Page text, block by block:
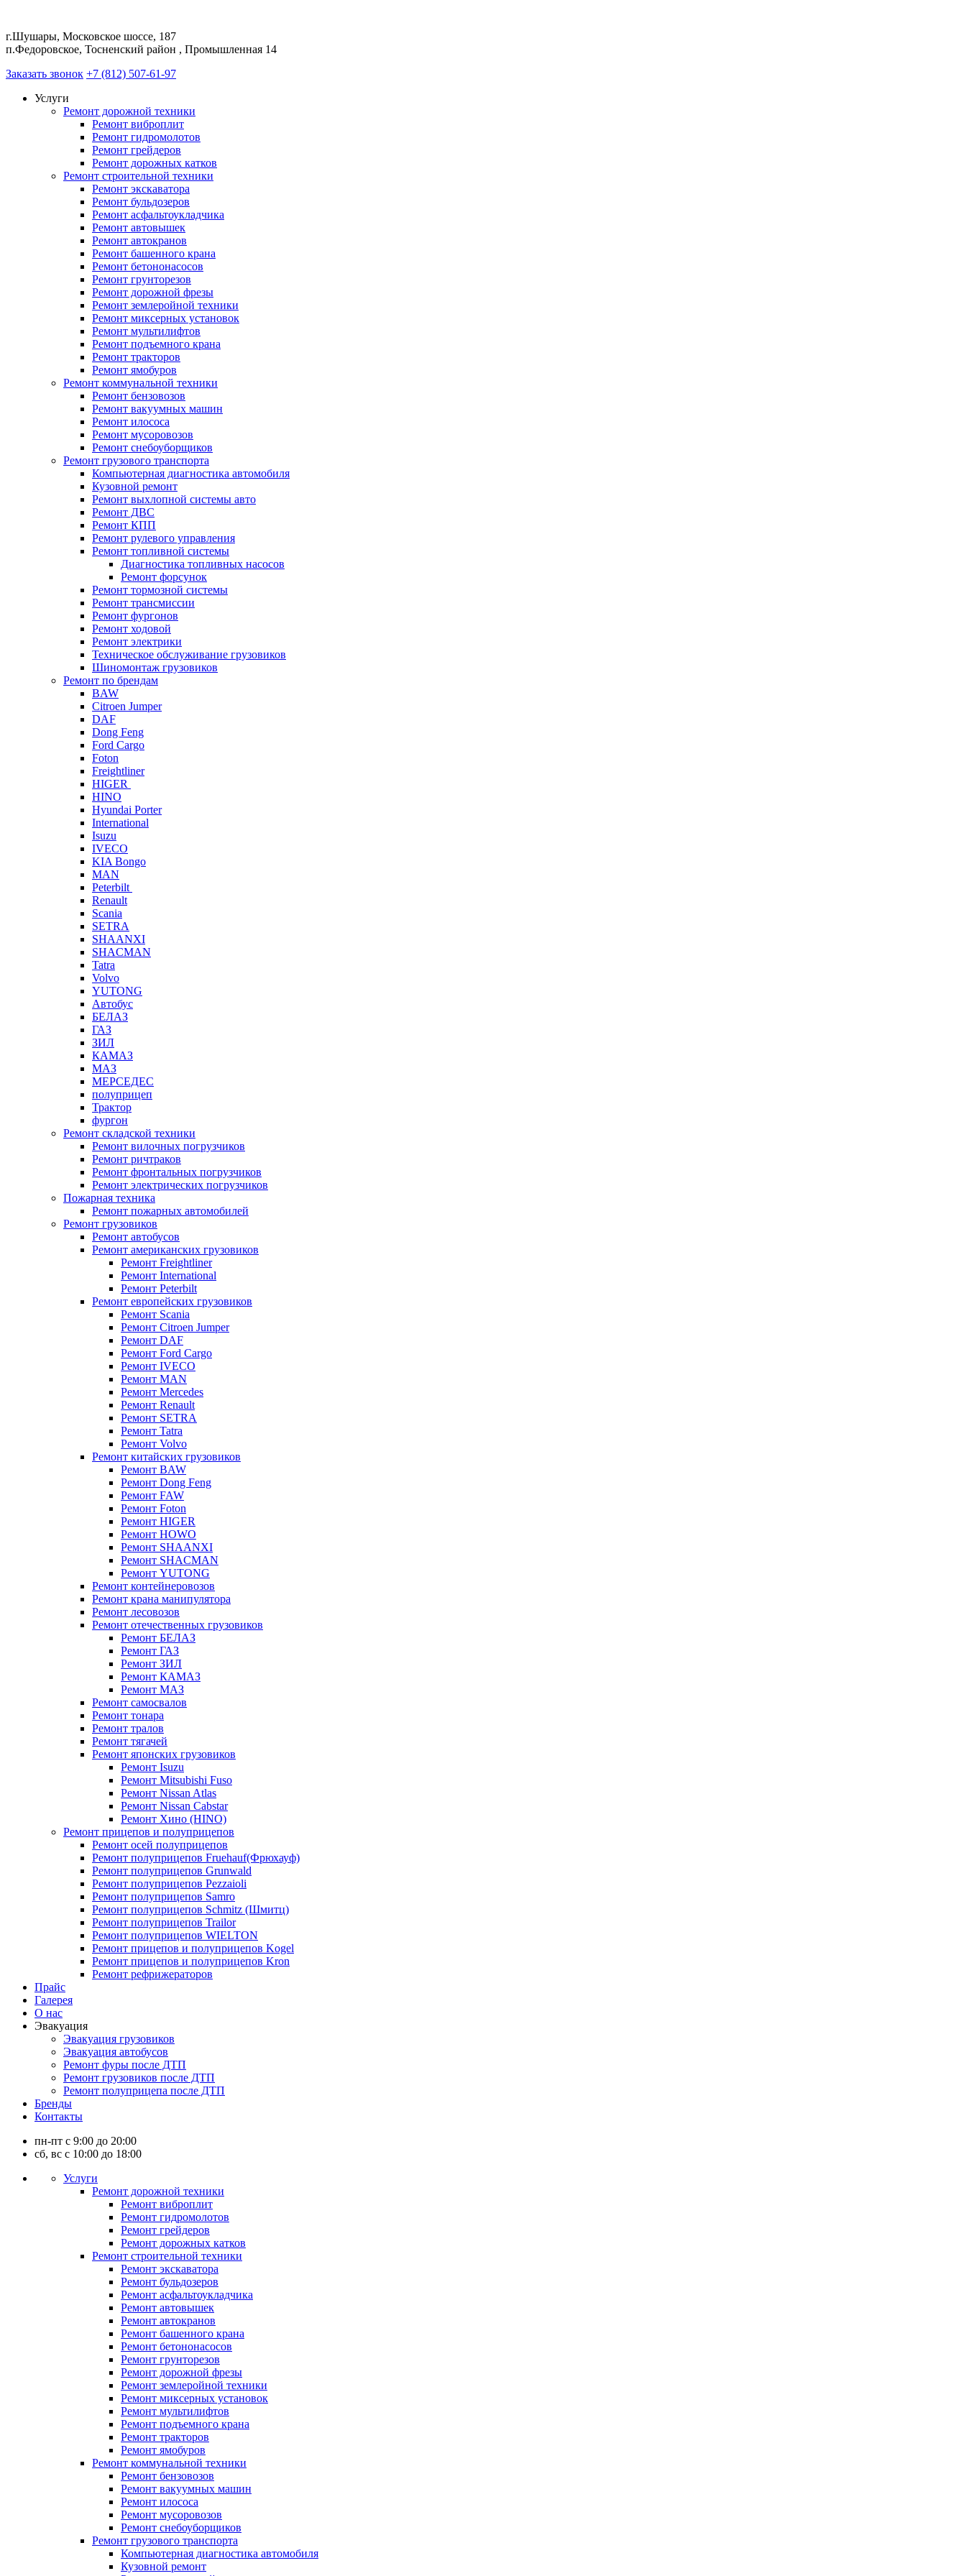
г.Шушары, Московское шоссе, 187
п.Федоровское, Тосненский район , Промышленная 14
Заказать звонок +7 (812) 507-61-97
Услуги
Ремонт дорожной техники
Ремонт виброплит
Ремонт гидромолотов
Ремонт грейдеров
Ремонт дорожных катков
Ремонт строительной техники
Ремонт экскаватора
Ремонт бульдозеров
Ремонт асфальтоукладчика
Ремонт автовышек
Ремонт автокранов
Ремонт башенного крана
Ремонт бетононасосов
Ремонт грунторезов
Ремонт дорожной фрезы
Ремонт землеройной техники
Ремонт миксерных установок
Ремонт мультилифтов
Ремонт подъемного крана
Ремонт тракторов
Ремонт ямобуров
Ремонт коммунальной техники
Ремонт бензовозов
Ремонт вакуумных машин
Ремонт илососа
Ремонт мусоровозов
Ремонт снебоуборщиков
Ремонт грузового транспорта
Компьютерная диагностика автомобиля
Кузовной ремонт
Ремонт выхлопной системы авто
Ремонт ДВС
Ремонт КПП
Ремонт рулевого управления
Ремонт топливной системы
Диагностика топливных насосов
Ремонт форсунок
Ремонт тормозной системы
Ремонт трансмиссии
Ремонт фургонов
Ремонт ходовой
Ремонт электрики
Техническое обслуживание грузовиков
Шиномонтаж грузовиков
Ремонт по брендам
BAW
Citroen Jumper
DAF
Dong Feng
Ford Cargo
Foton
Freightliner
HIGER
HINO
Hyundai Porter
International
Isuzu
IVECO
KIA Bongo
MAN
Peterbilt
Renault
Scania
SETRA
SHAANXI
SHACMAN
Tatra
Volvo
YUTONG
Автобус
БЕЛАЗ
ГАЗ
ЗИЛ
КАМАЗ
МАЗ
МЕРСЕДЕС
полуприцеп
Трактор
фургон
Ремонт складской техники
Ремонт вилочных погрузчиков
Ремонт ричтраков
Ремонт фронтальных погрузчиков
Ремонт электрических погрузчиков
Пожарная техника
Ремонт пожарных автомобилей
Ремонт грузовиков
Ремонт автобусов
Ремонт американских грузовиков
Ремонт Freightliner
Ремонт International
Ремонт Peterbilt
Ремонт европейских грузовиков
Ремонт Scania
Ремонт Citroen Jumper
Ремонт DAF
Ремонт Ford Cargo
Ремонт IVECO
Ремонт MAN
Ремонт Mercedes
Ремонт Renault
Ремонт SETRA
Ремонт Tatra
Ремонт Volvo
Ремонт китайских грузовиков
Ремонт BAW
Ремонт Dong Feng
Ремонт FAW
Ремонт Foton
Ремонт HIGER
Ремонт HOWO
Ремонт SHAANXI
Ремонт SHACMAN
Ремонт YUTONG
Ремонт контейнеровозов
Ремонт крана манипулятора
Ремонт лесовозов
Ремонт отечественных грузовиков
Ремонт БЕЛАЗ
Ремонт ГАЗ
Ремонт ЗИЛ
Ремонт КАМАЗ
Ремонт МАЗ
Ремонт самосвалов
Ремонт тонара
Ремонт тралов
Ремонт тягачей
Ремонт японских грузовиков
Ремонт Isuzu
Ремонт Mitsubishi Fuso
Ремонт Nissan Atlas
Ремонт Nissan Cabstar
Ремонт Хино (HINO)
Ремонт прицепов и полуприцепов
Ремонт осей полуприцепов
Ремонт полуприцепов Fruehauf(Фрюхауф)
Ремонт полуприцепов Grunwald
Ремонт полуприцепов Pezzaioli
Ремонт полуприцепов Samro
Ремонт полуприцепов Schmitz (Шмитц)
Ремонт полуприцепов Trailor
Ремонт полуприцепов WIELTON
Ремонт прицепов и полуприцепов Kogel
Ремонт прицепов и полуприцепов Kron
Ремонт рефрижераторов
Прайс
Галерея
О нас
Эвакуация
Эвакуация грузовиков
Эвакуация автобусов
Ремонт фуры после ДТП
Ремонт грузовиков после ДТП
Ремонт полуприцепа после ДТП
Бренды
Контакты
пн-пт с 9:00 до 20:00
сб, вс с 10:00 до 18:00
Услуги
Ремонт дорожной техники
Ремонт виброплит
Ремонт гидромолотов
Ремонт грейдеров
Ремонт дорожных катков
Ремонт строительной техники
Ремонт экскаватора
Ремонт бульдозеров
Ремонт асфальтоукладчика
Ремонт автовышек
Ремонт автокранов
Ремонт башенного крана
Ремонт бетононасосов
Ремонт грунторезов
Ремонт дорожной фрезы
Ремонт землеройной техники
Ремонт миксерных установок
Ремонт мультилифтов
Ремонт подъемного крана
Ремонт тракторов
Ремонт ямобуров
Ремонт коммунальной техники
Ремонт бензовозов
Ремонт вакуумных машин
Ремонт илососа
Ремонт мусоровозов
Ремонт снебоуборщиков
Ремонт грузового транспорта
Компьютерная диагностика автомобиля
Кузовной ремонт